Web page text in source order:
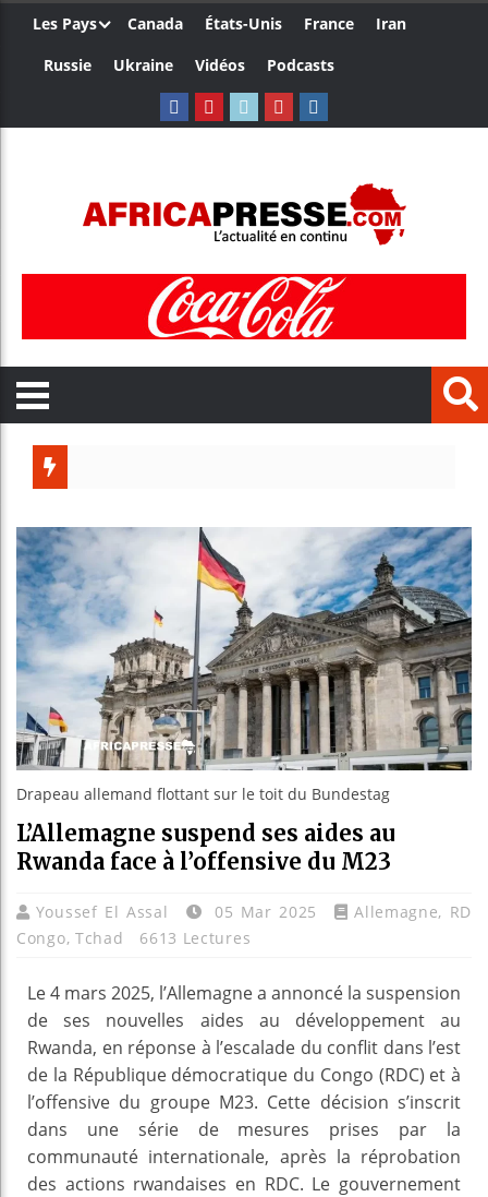
Les Pays Canada États-Unis France
Iran
Russie
Ukraine Vidéos Podcasts
Guinée :
Réforme
Bénin :
Drapeau allemand flottant sur le toit du Bundestag
L’Allemagne suspend ses aides au
Rwanda face à l’offensive du M23
Youssef El Assal 05 Mar 2025 Allemagne, RD
Congo, Tchad 6613 Lectures
Le 4 mars 2025, l’Allemagne a annoncé la suspension
de ses nouvelles aides au développement au
Rwanda, en réponse à l’escalade du conflit dans l’est
de la République démocratique du Congo (RDC) et à
l’offensive du groupe M23. Cette décision s’inscrit
dans une série de mesures prises par la
communauté internationale, après la réprobation
des actions rwandaises en RDC. Le gouvernement